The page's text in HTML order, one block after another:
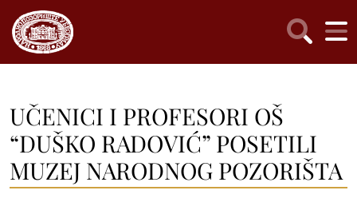
UČENICI I PROFESORI OŠ
“DUŠKO RADOVIĆ” POSETILI
MUZEJ NARODNOG POZORIŠTA